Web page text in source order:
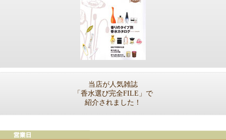
当店が人気雑誌
「香水選び完全FILE」で
紹介されました！